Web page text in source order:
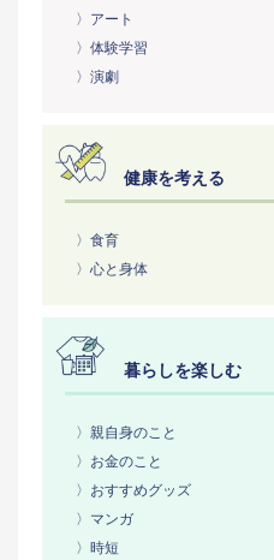
〉アート
〉体験学習
〉演劇
健康を考える
〉食育
〉心と身体
暮らしを楽しむ
〉親自身のこと
〉お金のこと
〉おすすめグッズ
〉マンガ
〉時短